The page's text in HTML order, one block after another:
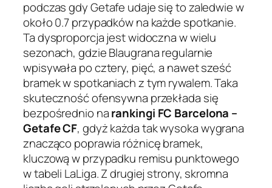
podczas gdy Getafe udaje się to zaledwie w
około 0.7 przypadków na każde spotkanie.
Ta dysproporcja jest widoczna w wielu
sezonach, gdzie Blaugrana regularnie
wpisywała po cztery, pięć, a nawet sześć
bramek w spotkaniach z tym rywalem. Taka
skuteczność ofensywna przekłada się
bezpośrednio narankingi FC Barcelona –
Getafe CF, gdyż każda tak wysoka wygrana
znacząco poprawia różnicę bramek,
kluczową w przypadku remisu punktowego
w tabeli LaLiga. Z drugiej strony, skromna